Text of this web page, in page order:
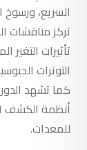
السريع، ورسوخ
تركز مناقشات
تأثيرات
التوترات
كما تشهد
أنظمة الكشف
للمعدات.